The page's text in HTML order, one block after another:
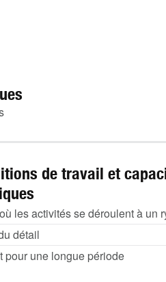
de travail et
les activités se déroulent à un
détail
pour une longue période